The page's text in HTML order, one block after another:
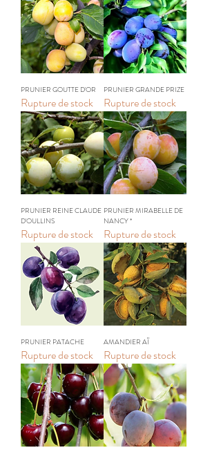
PRUNIER GOUTTE D'OR
Rupture de stock
PRUNIER GRANDE PRIZE
Rupture de stock
PRUNIER REINE CLAUDE
D'OULLINS
Rupture de stock
PRUNIER MIRABELLE DE
NANCY *
Rupture de stock
PRUNIER PATACHE
Rupture de stock
AMANDIER AÏ
Rupture de stock